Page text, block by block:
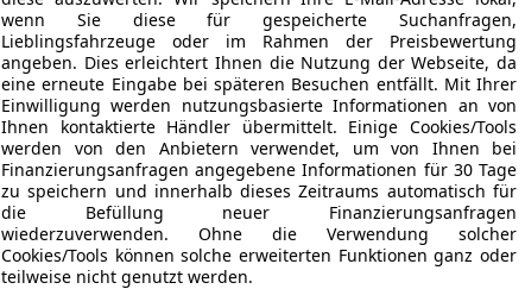
wenn Sie diese für gespeicherte Suchanfragen,
Lieblingsfahrzeuge oder im Rahmen der Preisbewertung
angeben. Dies erleichtert Ihnen die Nutzung der Webseite, da
eine erneute Eingabe bei späteren Besuchen entfällt. Mit Ihrer
Einwilligung werden nutzungsbasierte Informationen an von
Ihnen kontaktierte Händler übermittelt. Einige Cookies/Tools
werden von den Anbietern verwendet, um von Ihnen bei
Finanzierungsanfragen angegebene Informationen für 30 Tage
zu speichern und innerhalb dieses Zeitraums automatisch für
die Befüllung neuer Finanzierungsanfragen
wiederzuverwenden. Ohne die Verwendung solcher
Cookies/Tools können solche erweiterten Funktionen ganz oder
teilweise nicht genutzt werden.